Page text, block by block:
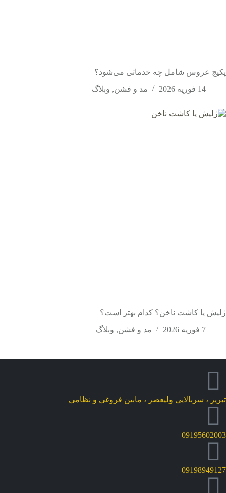
پکیج عروس شامل چه خدماتی می‌شود؟
14 فوریه 2026
مد و فشن, وبلاگ
ژلیش یا کاشت ناخن؟ کدام بهتر است؟
7 فوریه 2026
مد و فشن, وبلاگ
تبریز ، سربالایی ولیعصر ، مابین فروغی و نظامی
09195602003
09198949127